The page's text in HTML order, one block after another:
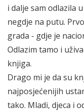
i dalje sam odlazila
negdje na putu.
grada - gdje je
Odlazim tamo i
knjiga.
Drago mi je da su
najposjećenijih
tako. Mladi, djeca i